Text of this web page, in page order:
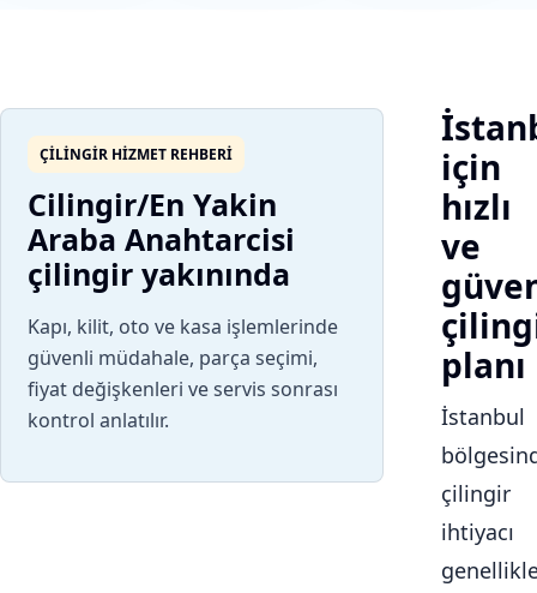
ÇILINGIR HIZMET REHBERI
Cilingir/En Yakin
Araba Anahtarcisi
çilingir yakınında
Kapı, kilit, oto ve kasa işlemlerinde
güvenli müdahale, parça seçimi,
fiyat değişkenleri ve servis sonrası
kontrol anlatılır.
için
hızlı
ve
planı
İstanbul
çilingir
ihtiyacı